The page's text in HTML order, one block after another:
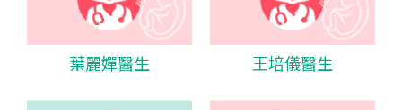
葉麗嬋醫生 王培儀醫生